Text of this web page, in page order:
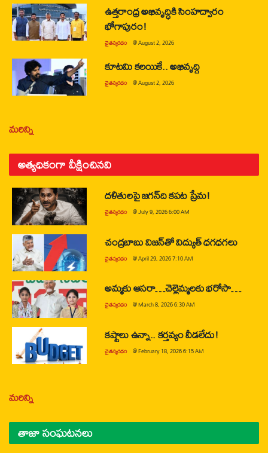
ఉత్తరాంధ్ర అభివృద్ధికి సింహద్వారం
భోగాపురం!
చైతన్యరధం @August 2, 2026
కూటమి కలయికే.. అభివృద్ధి
చైతన్యరధం @August 2, 2026
మరిన్ని
అత్యధికంగా వీక్షించినవి
దళితులపై జగన్‌ది కపట ప్రేమ!
చైతన్యరధం @July 9, 2026 6:00 AM
చంద్రబాబు విజన్‌తో విద్యుత్ ధగధగలు
చైతన్యరధం @April 29, 2026 7:10 AM
అమ్మకు ఆసరా…చెల్లెమ్మలకు భరోసా…
చైతన్యరధం @March 8, 2026 6:30 AM
కష్టాలు ఉన్నా.. కర్తవ్యం వీడలేదు!
చైతన్యరధం @February 18, 2026 6:15 AM
మరిన్ని
తాజా సంఘటనలు